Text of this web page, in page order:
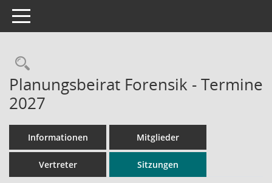
Toggle navigation
Rechercheauswahl
Planungsbeirat Forensik - Termine
2027
Informationen Mitglieder
Vertreter Sitzungen